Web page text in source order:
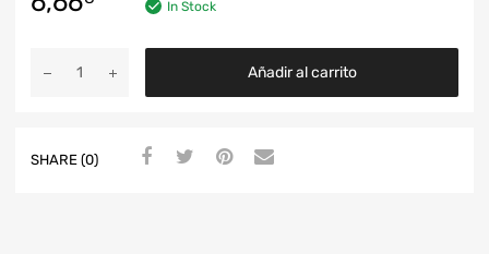
In Stock
Añadir al carrito
SHARE (0)